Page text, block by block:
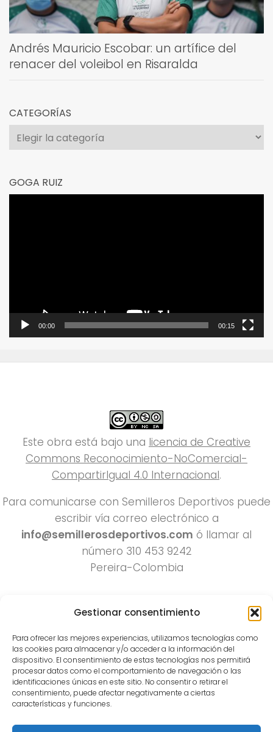
Gestionar consentimiento
Para ofrecer las mejores experiencias, utilizamos tecnologías como
las cookies para almacenar y/o acceder a la información del
dispositivo. El consentimiento de estas tecnologías nos permitirá
procesar datos como el comportamiento de navegación o las
identificaciones únicas en este sitio. No consentir o retirar el
consentimiento, puede afectar negativamente a ciertas
características y funciones.
Andrés Mauricio Escobar: un artífice del
renacer del voleibol en Risaralda
CATEGORÍAS
Categorías
GOGA RUIZ
00:00 00:15
Este obra está bajo una licencia de Creative
Commons Reconocimiento-NoComercial-
CompartirIgual 4.0 Internacional.
Para comunicarse con Semilleros Deportivos puede
escribir vía correo electrónico a
info@semillerosdeportivos.com ó llamar al
número 310 453 9242
Pereira-Colombia
Todos los derechos reservados 2022.
Funciona con - Diseñado con el